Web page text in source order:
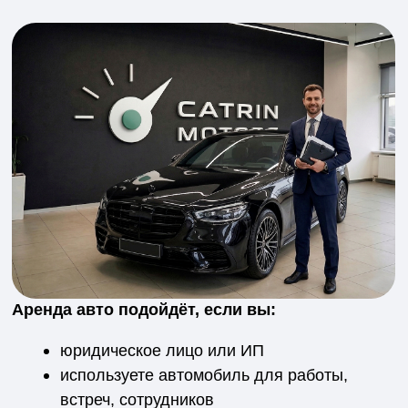
ответственность сторон прописана
спокойно работает.
Автомобилидля юр.лиц и ИП
Готовые варианты в наличии
Форматыоформления
🚗
Фиксированный платёж без лишних
обязательств